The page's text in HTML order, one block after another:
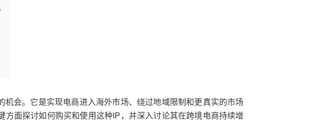
会。它是实现电商进入海外市场、绕过地域限制和更真实的市场
方面探讨如何购买和使用这种IP，并深入讨论其在跨境电商持续增